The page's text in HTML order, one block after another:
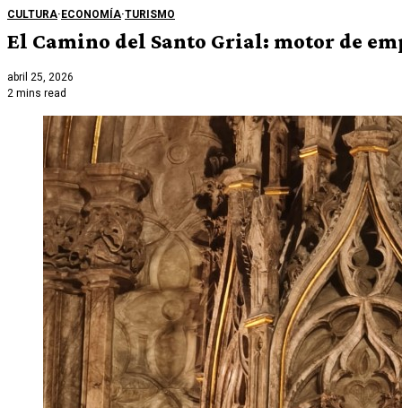
CULTURA·ECONOMÍA·TURISMO
El Camino del Santo Grial: motor de
abril 25, 2026
2 mins read